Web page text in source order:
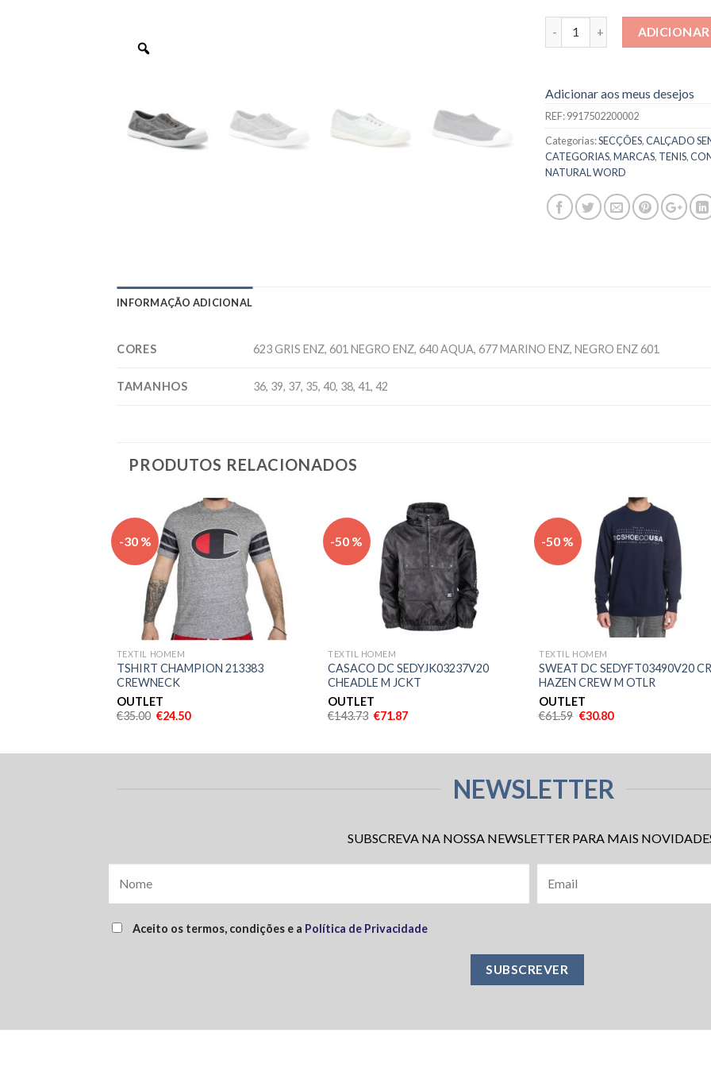
Quantidade ADICIONAR
Adicionar aos meus desejos
REF:9917502200002
Categorias:SECÇÕES,CALÇADO
CATEGORIAS,MARCAS, TENIS,
NATURAL WORD
INFORMAÇÃO ADICIONAL
CORES 623 GRIS ENZ, 601 NEGRO ENZ, 640 AQUA, 677 MARINO ENZ, NEGRO ENZ 601
TAMANHOS 36, 39, 37, 35, 40, 38, 41, 42
PRODUTOS RELACIONADOS
-30 %
Adicionar
aos meus
desejos
TEXTIL HOMEM
TSHIRT CHAMPION 213383
CREWNECK
OUTLET
€35.00 €24.50
-50 %
Adicionar
aos meus
desejos
TEXTIL HOMEM
CASACO DC SEDYJK03237V20
CHEADLE M JCKT
OUTLET
€143.73 €71.87
-50 %
TEXTIL HOMEM
SWEAT DC SEDYFT03490V20
HAZEN CREW M OTLR
OUTLET
€61.59 €30.80
NEWSLETTER
SUBSCREVA NA NOSSA NEWSLETTER PARA MAIS
Aceito os termos, condições e a Política de Privacidade